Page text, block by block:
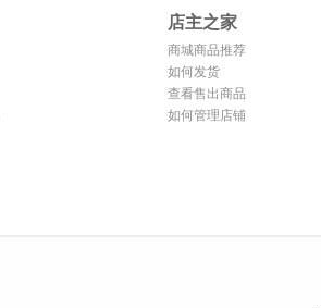
店主之家
商城商品推荐
如何发货
查看售出商品
如何管理店铺